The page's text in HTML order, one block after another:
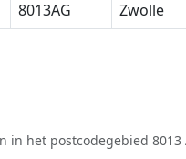
8013AG Zwolle
in het postcodegebied